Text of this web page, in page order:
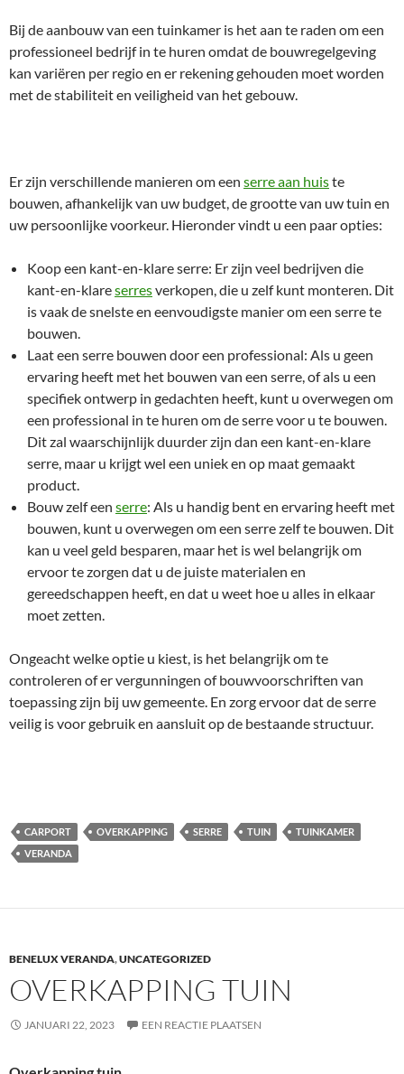
Bij de aanbouw van een tuinkamer is het aan te raden om een
professioneel bedrijf in te huren omdat de bouwregelgeving
kan variëren per regio en er rekening gehouden moet worden
met de stabiliteit en veiligheid van het gebouw.
Er zijn verschillende manieren om een serre aan huiste
bouwen, afhankelijk van uw budget, de grootte van uw tuin en
uw persoonlijke voorkeur. Hieronder vindt u een paar opties:
Koop een kant-en-klare serre: Er zijn veel bedrijven die
kant-en-klareserresverkopen, die u zelf kunt monteren. Dit
is vaak de snelste en eenvoudigste manier om een serre te
bouwen.
Laat een serre bouwen door een professional: Als u geen
ervaring heeft met het bouwen van een serre, of als u een
specifiek ontwerp in gedachten heeft, kunt u overwegen om
een professional in te huren om de serre voor u te bouwen.
Dit zal waarschijnlijk duurder zijn dan een kant-en-klare
serre, maar u krijgt wel een uniek en op maat gemaakt
product.
Bouw zelf een serre: Als u handig bent en ervaring heeft met
bouwen, kunt u overwegen om een serre zelf te bouwen. Dit
kan u veel geld besparen, maar het is wel belangrijk om
ervoor te zorgen dat u de juiste materialen en
gereedschappen heeft, en dat u weet hoe u alles in elkaar
moet zetten.
Ongeacht welke optie u kiest, is het belangrijk om te
controleren of er vergunningen of bouwvoorschriften van
toepassing zijn bij uw gemeente. En zorg ervoor dat de serre
veilig is voor gebruik en aansluit op de bestaande structuur.
CARPORT OVERKAPPING SERRE TUIN
TUINKAMER
VERANDA
BENELUX VERANDA,UNCATEGORIZED
OVERKAPPING TUIN
JANUARI 22, 2023 EEN REACTIE PLAATSEN